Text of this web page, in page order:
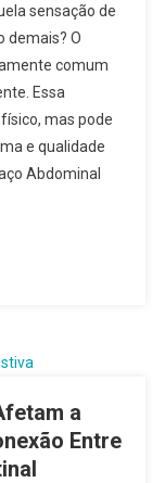
Causas
E
sensação de
demais? O
comum
Essa
mas pode
e qualidade
Abdominal
a
Entre